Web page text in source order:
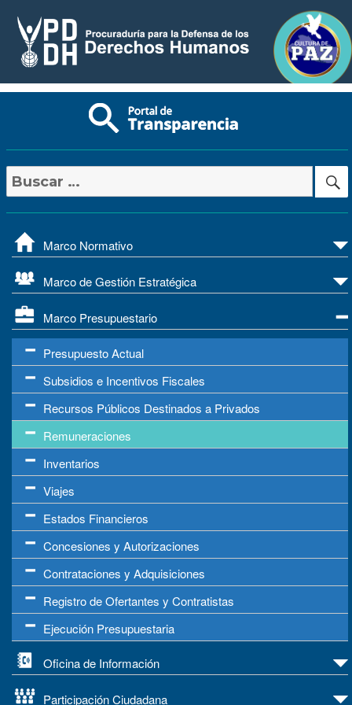
Buscar
por:
Marco Normativo
Marco de Gestión Estratégica
Marco Presupuestario
Presupuesto Actual
Subsidios e Incentivos Fiscales
Recursos Públicos Destinados a Privados
Remuneraciones
Inventarios
Viajes
Estados Financieros
Concesiones y Autorizaciones
Contrataciones y Adquisiciones
Registro de Ofertantes y Contratistas
Ejecución Presupuestaria
Oficina de Información
Participación Ciudadana